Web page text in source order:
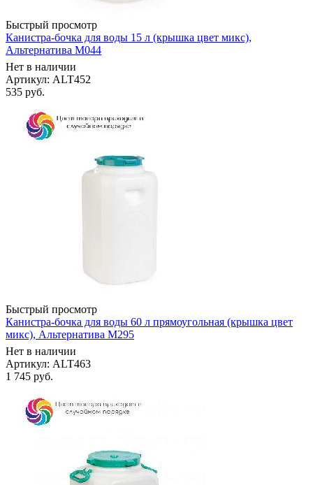
Быстрый просмотр
Канистра-бочка для воды 15 л (крышка цвет микс),
Альтернатива М044
Нет в наличии
Артикул: ALT452
535 руб.
Быстрый просмотр
Канистра-бочка для воды 60 л прямоугольная (крышка цвет
микс), Альтернатива М295
Нет в наличии
Артикул: ALT463
1 745 руб.